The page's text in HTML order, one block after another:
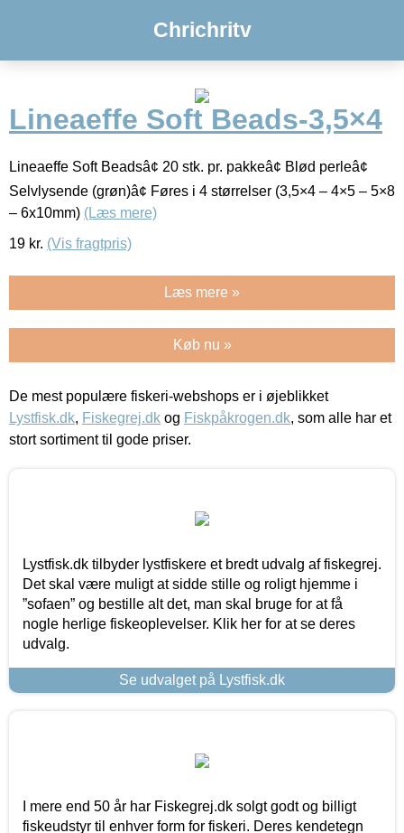
Chrichritv
Lineaeffe Soft Beads-3,5×4
Lineaeffe Soft Beadsâ¢ 20 stk. pr. pakkeâ¢ Blød perleâ¢
Selvlysende (grøn)â¢ Føres i 4 størrelser (3,5×4 – 4×5 – 5×8
– 6x10mm) (Læs mere)
19 kr. (Vis fragtpris)
Læs mere »
Køb nu »
De mest populære fiskeri-webshops er i øjeblikket
Lystfisk.dk, Fiskegrej.dk og Fiskpåkrogen.dk, som alle har et
stort sortiment til gode priser.
Lystfisk.dk tilbyder lystfiskere et bredt udvalg af fiskegrej.
Det skal være muligt at sidde stille og roligt hjemme i
”sofaen” og bestille alt det, man skal bruge for at få
nogle herlige fiskeoplevelser. Klik her for at se deres
udvalg.
Se udvalget på Lystfisk.dk
I mere end 50 år har Fiskegrej.dk solgt godt og billigt
fiskeudstyr til enhver form for fiskeri. Deres kendetegn